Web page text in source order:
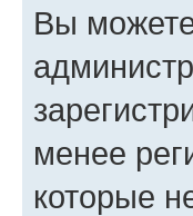
Вы можете
менее
которые